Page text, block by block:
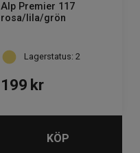
Alp Premier 117
rosa/lila/grön
Lagerstatus: 2
199 kr
KÖP